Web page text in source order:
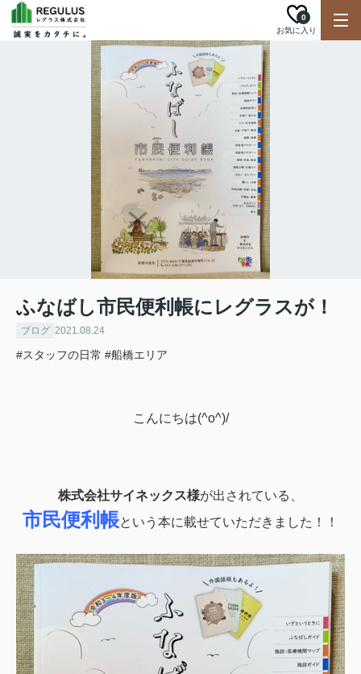
お気に入り
0
ふなばし市民便利帳にレグラスが！
ブログ 2021.08.24
#スタッフの日常 #船橋エリア
こんにちは(^o^)/
株式会社サイネックス様が出されている、
市民便利帳という 本に載せていただきました！！